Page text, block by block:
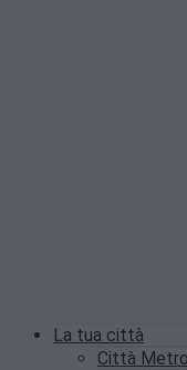
La tua città
Città